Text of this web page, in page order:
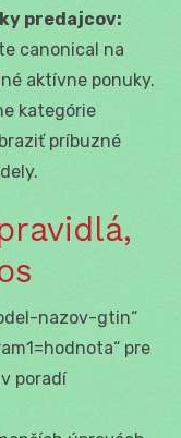
predajcov:
canonical na
aktívne ponuky.
kategórie
príbuzné
nazov-gtin“
pre
poradí